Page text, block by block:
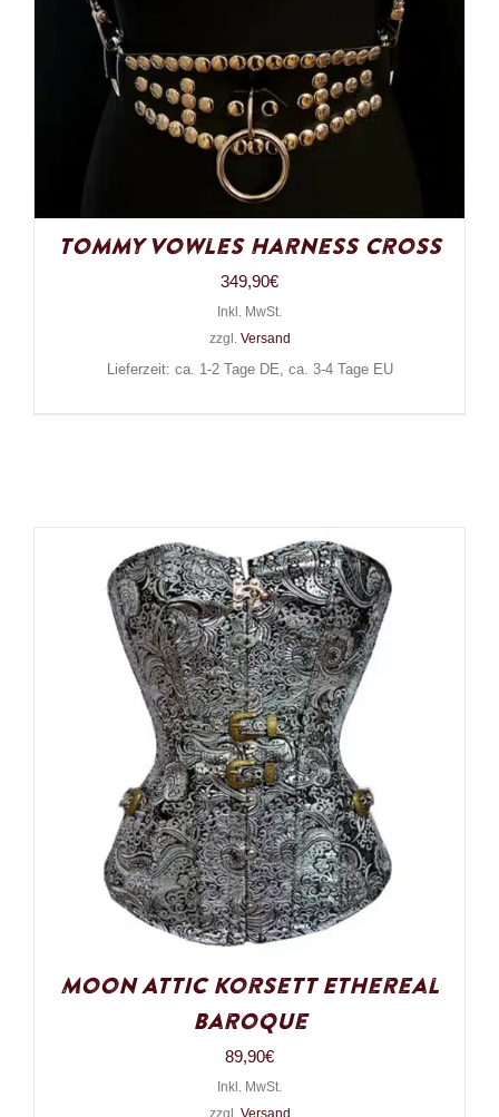
Tommy Vowles Harness Cross
349,90€
Inkl. MwSt.
zzgl. Versand
Lieferzeit: ca. 1-2 Tage DE, ca. 3-4 Tage EU
Moon Attic Korsett Ethereal
Baroque
89,90€
Inkl. MwSt.
zzgl. Versand